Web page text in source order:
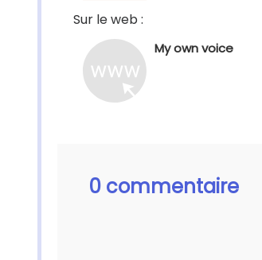
Sur le web :
My own voice
0 commentaire